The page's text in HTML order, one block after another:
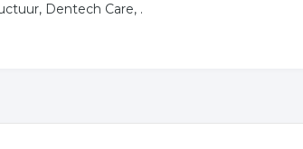
Dentech Care, .